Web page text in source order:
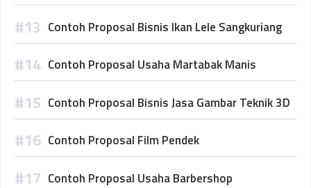
Contoh Proposal Bisnis Ikan Lele Sangkuriang
Contoh Proposal Usaha Martabak Manis
Contoh Proposal Bisnis Jasa Gambar Teknik 3D
Contoh Proposal Film Pendek
Contoh Proposal Usaha Barbershop